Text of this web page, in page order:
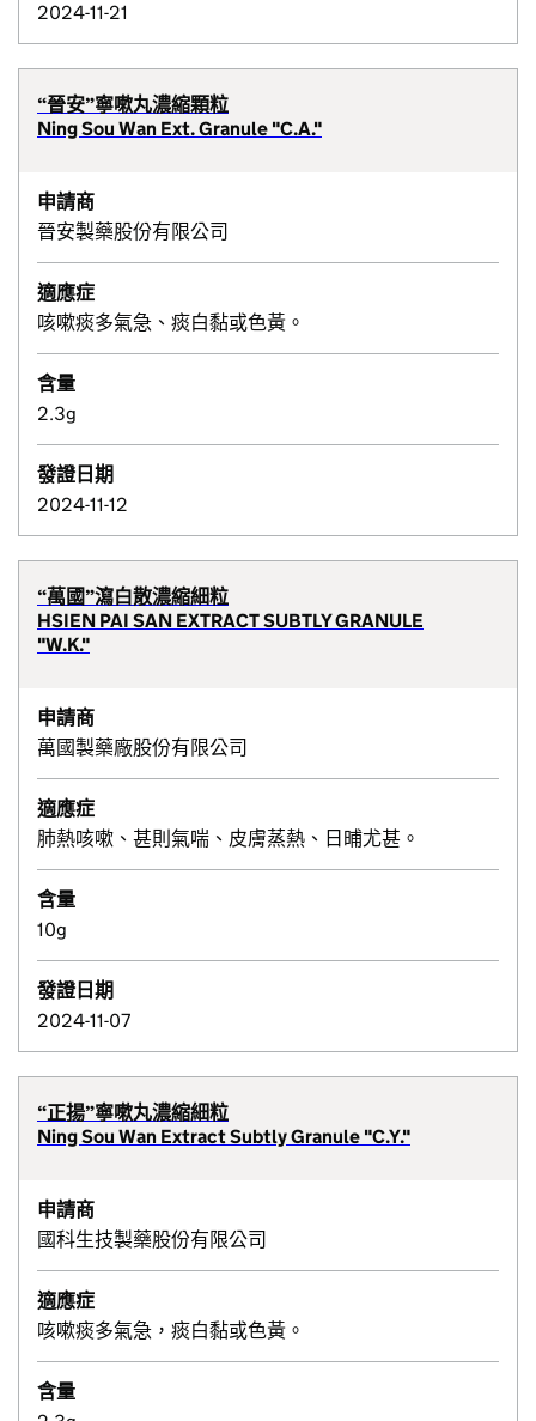
2024-11-21
“晉安”寧嗽丸濃縮顆粒
Ning Sou Wan Ext. Granule "C.A."
申請商
晉安製藥股份有限公司
適應症
咳嗽痰多氣急、痰白黏或色黃。
含量
2.3g
發證日期
2024-11-12
“萬國”瀉白散濃縮細粒
HSIEN PAI SAN EXTRACT SUBTLY GRANULE
"W.K."
申請商
萬國製藥廠股份有限公司
適應症
肺熱咳嗽、甚則氣喘、皮膚蒸熱、日晡尤甚。
含量
10g
發證日期
2024-11-07
“正揚”寧嗽丸濃縮細粒
Ning Sou Wan Extract Subtly Granule "C.Y."
申請商
國科生技製藥股份有限公司
適應症
咳嗽痰多氣急，痰白黏或色黃。
含量